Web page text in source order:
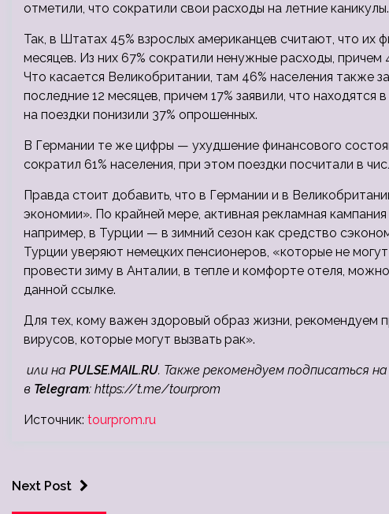
отметили, что сократили свои расходы на летние каникулы.
Так, в Штатах 45% взрослых американцев считают, что их
месяцев. Из них 67% сократили ненужные расходы, причем
Что касается Великобритании, там 46% населения также
последние 12 месяцев, причем 17% заявили, что
на поездки понизили 37% опрошенных.
В Германии те же цифры — ухудшение финансового
сократил 61% населения, при этом поездки посчитали в
Правда стоит добавить, что в Германии и в
экономии». По крайней мере, активная рекламная
например, в Турции — в зимний сезон как средство
Турции уверяют немецких пенсионеров, «которые не
провести зиму в Анталии, в тепле и комфорте отеля,
данной ссылке.
Для тех, кому важен здоровый образ жизни, рекомендуем
вирусов, которые могут вызвать рак».
или на PULSE.MAIL.RU. Также рекомендуем подписаться
в Telegram: https://t.me/tourprom
Источник: tourprom.ru
Next Post